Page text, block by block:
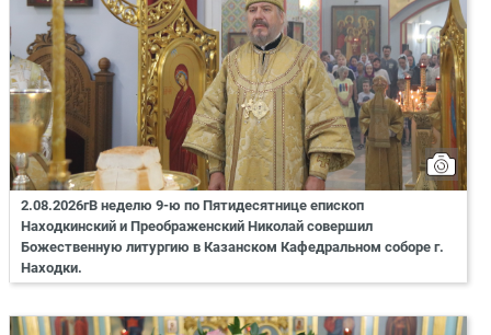
2.08.2026гВ неделю 9-ю по Пятидесятнице епископ
Находкинский и Преображенский Николай совершил
Божественную литургию в Казанском Кафедральном соборе г.
Находки.